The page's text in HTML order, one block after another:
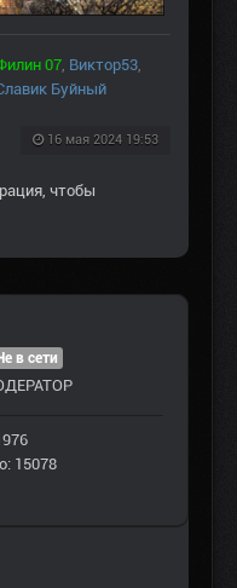
07 Виктор53
Буйный
16 мая 2024 19:53
, чтобы
в сети
15078